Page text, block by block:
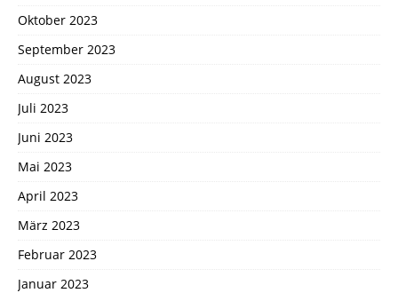
Oktober 2023
September 2023
August 2023
Juli 2023
Juni 2023
Mai 2023
April 2023
März 2023
Februar 2023
Januar 2023